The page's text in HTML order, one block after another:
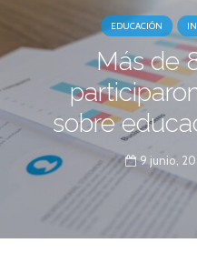
EDUCACIÓN
Más de
sobre
9 junio,